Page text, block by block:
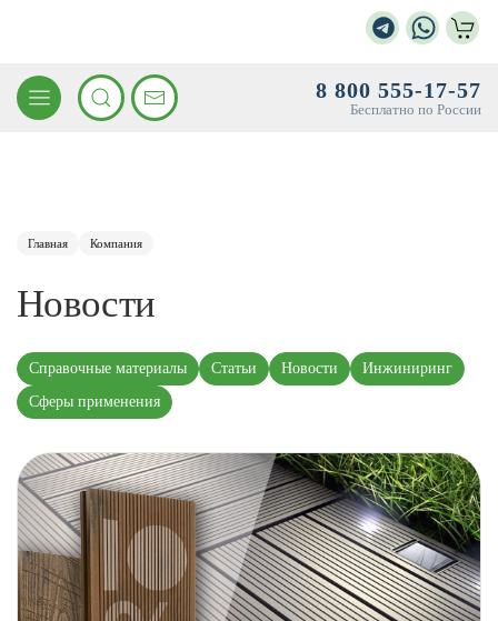
8 800 555-17-57
Бесплатно по России
Главная Компания
Новости
Справочные материалы Статьи Новости
Инжиниринг
Сферы применения